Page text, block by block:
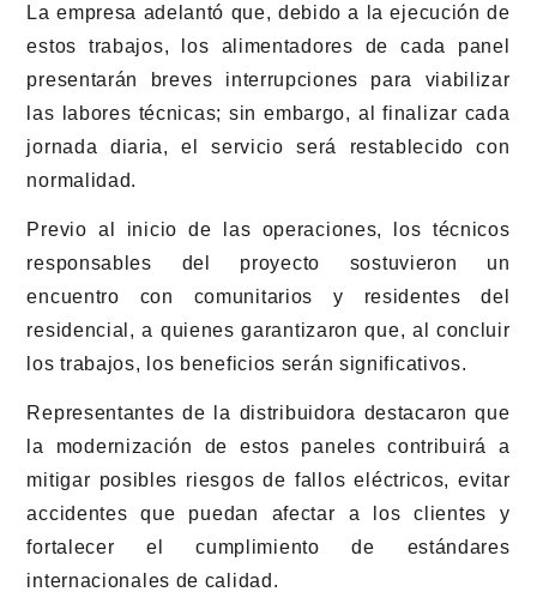
La empresa adelantó que, debido a la ejecución de
estos trabajos, los alimentadores de cada panel
presentarán breves interrupciones para viabilizar
las labores técnicas; sin embargo, al finalizar cada
jornada diaria, el servicio será restablecido con
normalidad.
Previo al inicio de las operaciones, los técnicos
responsables del proyecto sostuvieron un
encuentro con comunitarios y residentes del
residencial, a quienes garantizaron que, al concluir
los trabajos, los beneficios serán significativos.
Representantes de la distribuidora destacaron que
la modernización de estos paneles contribuirá a
mitigar posibles riesgos de fallos eléctricos, evitar
accidentes que puedan afectar a los clientes y
fortalecer el cumplimiento de estándares
internacionales de calidad.